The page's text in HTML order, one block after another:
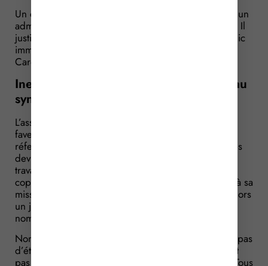
Un copropriétaire demande à la justice de nommer un
administrateur provisoire pour gérer la copropriété. Il
justifie cette demande par l’état de carence du syndic
immobilier qui a failli à sa mission de gérance.
Carence que conteste vigoureusement le syndic !
Inexécution de travaux non imputable au
syndic = pas de carence !
L’assemblée générale des copropriétaires vote en
faveur d’une résolution prévoyant des travaux de
réfection de la cage d’escalier. A cette occasion, des
devis sont approuvés ainsi que le financement des
travaux. Mais ces derniers ne sont pas réalisés : un
copropriétaire considère alors que le syndic a failli à sa
mission et qu’il est en « état de carence ». Il saisit alors
un juge pour qu’un administrateur provisoire soit
nommé à la place du syndic.
Nomination que conteste le syndic. Pour lui, il n’y a pas
d’état de carence. Il rappelle que si les travaux n’ont
pas été réalisés, ce n’est en aucun cas de sa faute. Tous